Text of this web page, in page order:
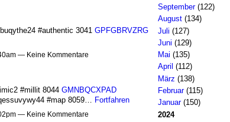
#authentic 3041 GPFGBRVZRG
— Keine Kommentare
#millit 8044 GMNBQCXPAD
#map 8059… Fortfahren
— Keine Kommentare
September(122)
August(134)
Juli (127)
Juni (129)
Mai (135)
April (112)
März (138)
Februar(115)
Januar(150)
2024